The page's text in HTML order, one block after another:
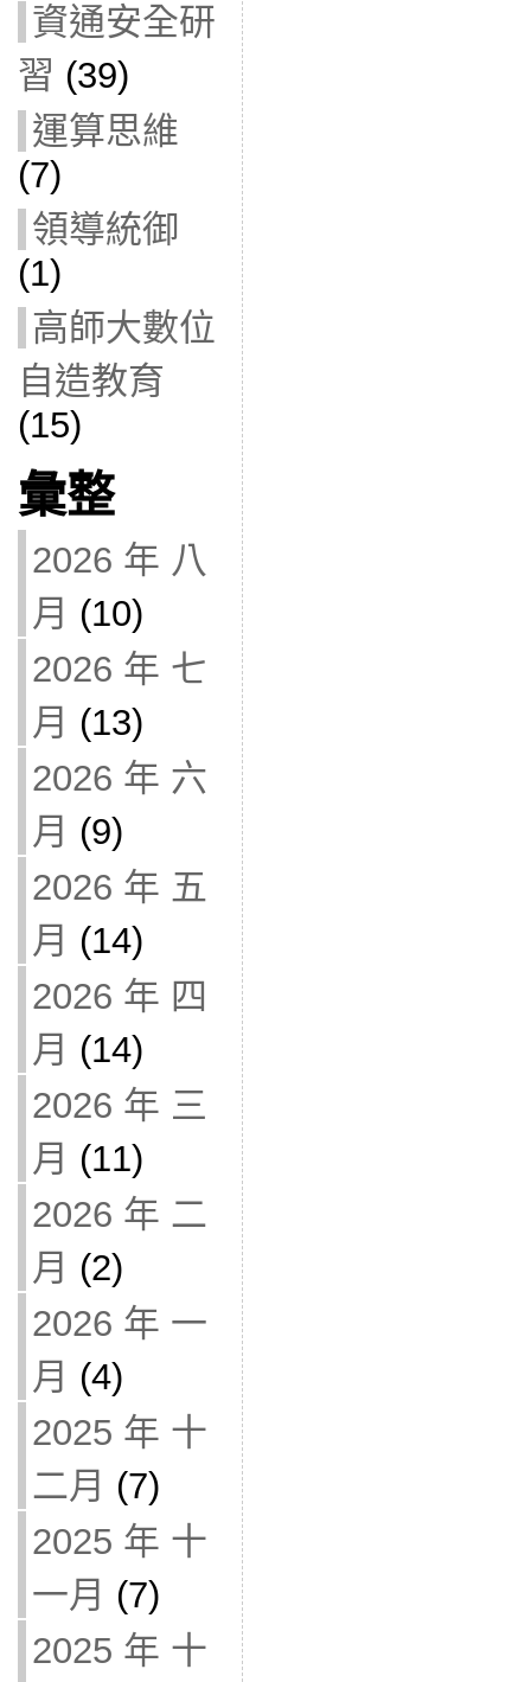
資通安全研
習 (39)
運算思維
(7)
領導統御
(1)
高師大數位
自造教育
(15)
彙整
2026 年 八
月 (10)
2026 年 七
月 (13)
2026 年 六
月 (9)
2026 年 五
月 (14)
2026 年 四
月 (14)
2026 年 三
月 (11)
2026 年 二
月 (2)
2026 年 一
月 (4)
2025 年 十
二月 (7)
2025 年 十
一月 (7)
2025 年 十